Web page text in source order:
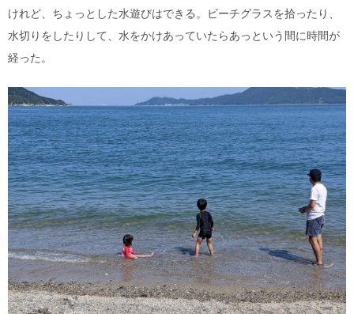
けれど、ちょっとした水遊びはできる。ビーチグラスを拾ったり、
水切りをしたりして、水をかけあっていたらあっという間に時間が
経った。